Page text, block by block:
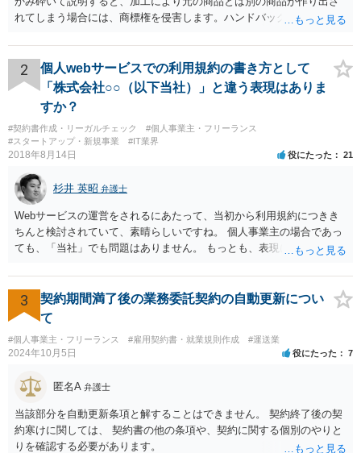
れてしまう場合には、商標権を侵害します。ハンドバッグをポーチに
ための加工（一般にいう修理）は、商標権を侵害しません。 商標権者
は、その商品を売ったときに対価を回収しているので、商標権は用い
尽くされている（用尽、消尽といいます。）と解釈されます。他方
で、商標権者の預かり知らないところで、販売した商品から別の商品
（コピー品やリメイク品）が作りだされてしまうと、その商品が仮に
酷い品質であれば、商標権者のブランドイメージが傷ついてしまいま
すし、その証商標権者にクレームが来てしまいますので、商標権を侵
害します。その商品が流通すれば商標権（ロゴマーク等）に対する一
般消費者の信頼も害することになります。また、本来商標権者に入る
べき利益が入らないことになります。 修理だけではそのような問題は
生じません。
2
個人webサービスでの利用規約の書き方として
「株式会社○○（以下当社）」と違う表現はありま
すか？
#契約書作成・リーガルチェック
#個人事業主・フリーランス
#スタートアップ・新規事業
#IT業界
2018年8月14日 役にたった 21
杉井 英昭 弁護士
Webサービスの運営をされるにあたって、当初から利用規約につきき
ちんと検討されていて、素晴らしいですね。 個人事業主の場合であっ
ても、「当社」でも問題はありません。 もっとも、表現に違和感があ
さんが「ABCウェブサービス」の屋号で事業を運営する際には、「当
社」の代わりに「ABCウェブサービス」とか「ABCWS」を使う等で
す。
3
契約期間満了後の業務委託契約の自動更新につい
て
#個人事業主・フリーランス #雇用契約書・就業規則作成 #運送業
2024年10月5日 役にたった 7
匿名A 弁護士
当該部分を自動更新条項と解することはできません。 契約終了後の契
約寒けに関しては、 契約書の他の条項や、契約に関する個別のやりと
りを確認する必要があります。